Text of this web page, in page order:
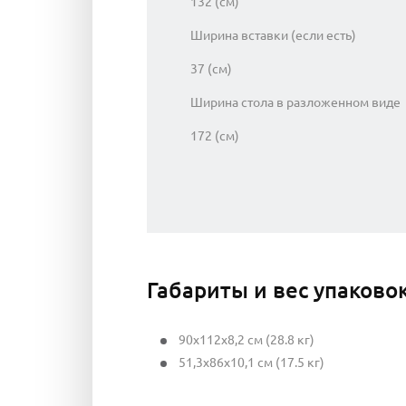
Ширина вставки (если есть)
37 (см)
Ширина стола в разложенном виде
172 (см)
Габариты и вес
90x112x8,2 см (28.8 кг)
51,3x86x10,1 см (17.5 кг)